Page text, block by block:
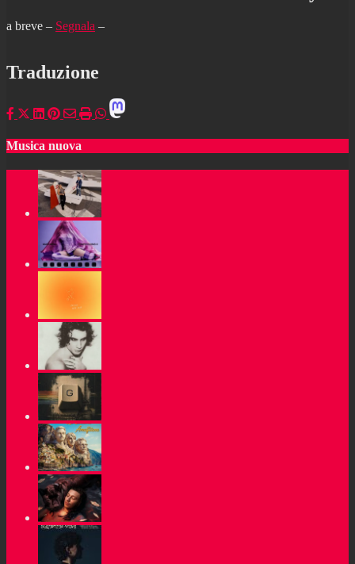
a breve – Segnala –
Traduzione
Musica nuova